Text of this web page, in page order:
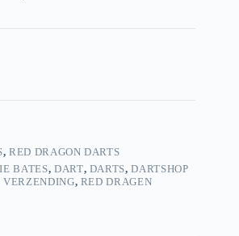
,RED DRAGON DARTS
BATES, DART, DARTS,DARTSHOP
VERZENDING, RED DRAGEN